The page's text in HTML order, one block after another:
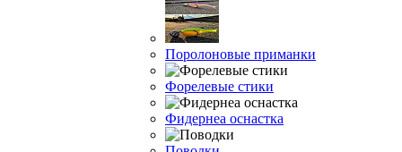
Поролоновые приманки
Форелевые стики
Фидернеа оснастка